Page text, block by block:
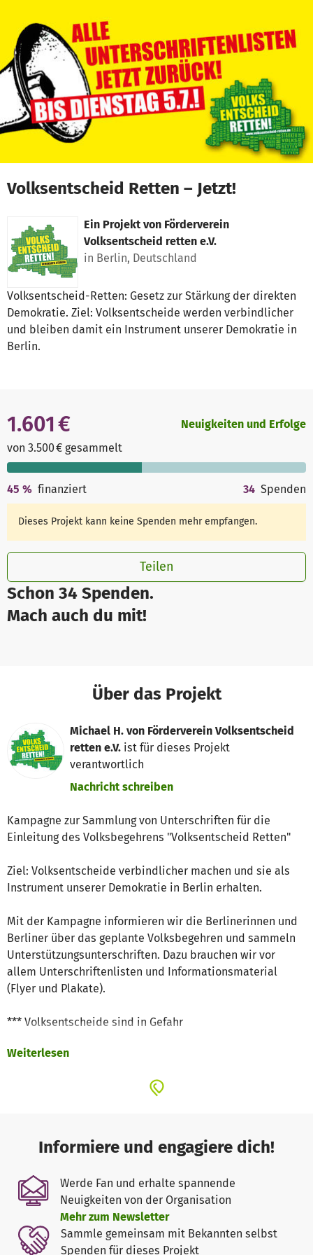
Volksentscheid Retten – Jetzt!
Ein Projekt von Förderverein
Volksentscheid retten e.V.
in Berlin, Deutschland
Volksentscheid-Retten: Gesetz zur Stärkung der direkten
Demokratie. Ziel: Volksentscheide werden verbindlicher
und bleiben damit ein Instrument unserer Demokratie in
Berlin.
Schon 34 Spenden.
Mach auch du mit!
1.601 €
von 3.500 € gesammelt
Neuigkeiten und Erfolge
45 % finanziert 34 Spenden
Dieses Projekt kann keine Spenden mehr empfangen.
Teilen
Über das Projekt
Michael H. von Förderverein Volksentscheid
retten e.V. ist für dieses Projekt
verantwortlich
Nachricht schreiben
Kampagne zur Sammlung von Unterschriften für die
Einleitung des Volksbegehrens "Volksentscheid Retten"
Ziel: Volksentscheide verbindlicher machen und sie als
Instrument unserer Demokratie in Berlin erhalten.
Mit der Kampagne informieren wir die Berlinerinnen und
Berliner über das geplante Volksbegehren und sammeln
Unterstützungsunterschriften. Dazu brauchen wir vor
allem Unterschriftenlisten und Informationsmaterial
(Flyer und Plakate).
*** Volksentscheide sind in Gefahr
Volksentscheide haben die Demokratie und die Politik in
sie werden systematisch ausgehebelt. Beispiele:
den Energie-Volksentscheid aus taktischen Gründen nicht
auf die Bundestagswahl, damit die Wahlbeteiligung nicht
reicht.
>November 2015: anderthalb Jahre nach dem
erfolgreichen Volksentscheid zum Tempelhofer Feld: SPD
und CDU heben diesen bereits wieder teilweise auf
Weiterlesen
Informiere und engagiere dich!
Werde Fan und erhalte spannende
Neuigkeiten von der Organisation
Mehr zum Newsletter
Sammle gemeinsam mit Bekannten selbst
Spenden für dieses Projekt